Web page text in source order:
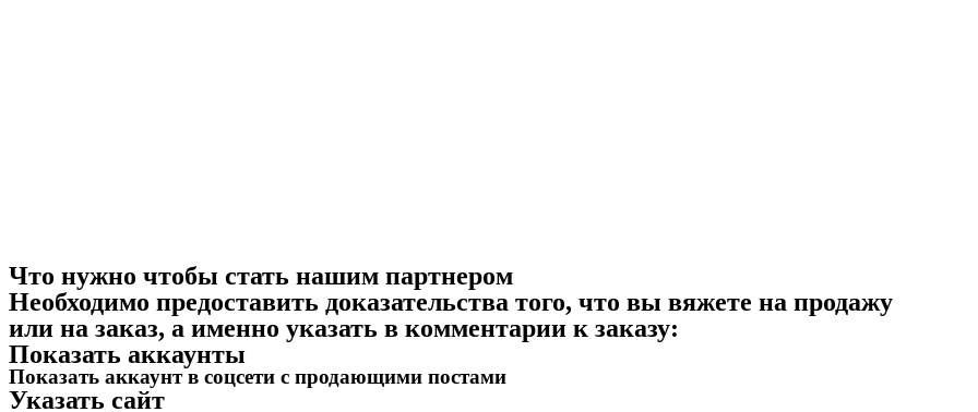
Что нужно чтобы стать нашим партнером
Необходимо предоставить доказательства того, что вы вяжете на продажу
или на заказ, а именно указать в комментарии к заказу:
Показать аккаунты
Показать аккаунт в соцсети с продающими постами
Указать сайт